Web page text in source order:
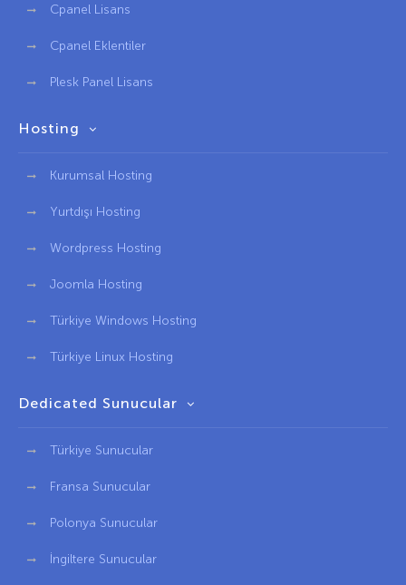
Cpanel Lisans
Cpanel Eklentiler
Plesk Panel Lisans
Hosting
Kurumsal Hosting
Yurtdışı Hosting
Wordpress Hosting
Joomla Hosting
Türkiye Windows Hosting
Türkiye Linux Hosting
Dedicated Sunucular
Türkiye Sunucular
Fransa Sunucular
Polonya Sunucular
İngiltere Sunucular